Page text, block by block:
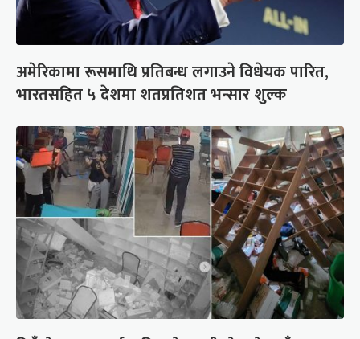
अमेरिकामा रूसमाथि प्रतिबन्ध लगाउने विधेयक पारित,
भारतसहित ५ देशमा शतप्रतिशत भन्सार शुल्क